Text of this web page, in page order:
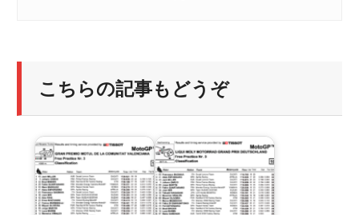
こちらの記事もどうぞ